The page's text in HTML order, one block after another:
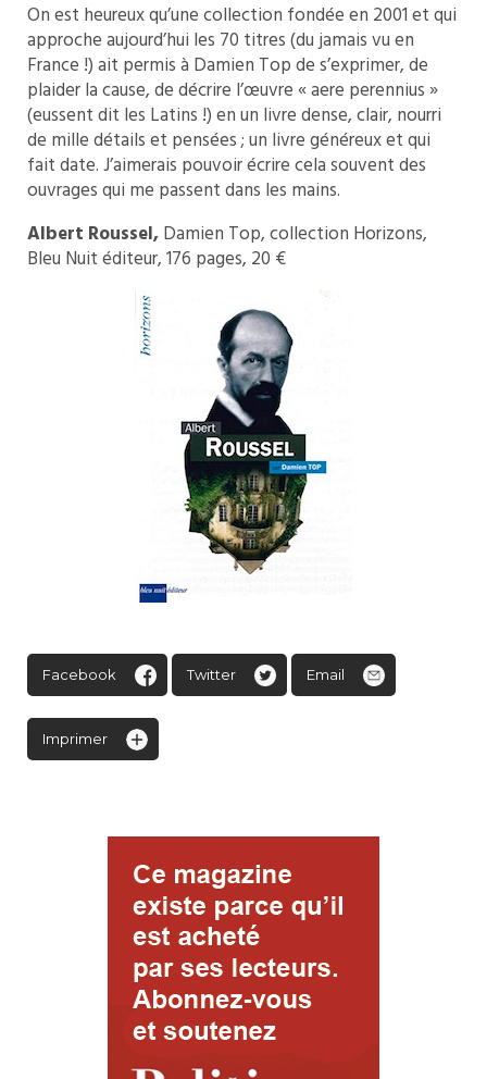
On est heureux qu’une collection fondée en 2001 et qui
approche aujourd’hui les 70 titres (du jamais vu en
France !) ait permis à Damien Top de s’exprimer, de
plaider la cause, de décrire l’œuvre « aere perennius »
(eussent dit les Latins !) en un livre dense, clair, nourri
de mille détails et pensées ; un livre généreux et qui
fait date. J’aimerais pouvoir écrire cela souvent des
ouvrages qui me passent dans les mains.
Albert Roussel, Damien Top, collection Horizons,
Bleu Nuit éditeur, 176 pages, 20 €
Facebook Twitter Email
Imprimer